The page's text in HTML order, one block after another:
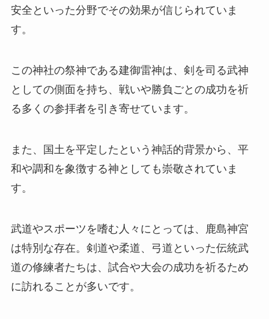
安全といった分野でその効果が信じられていま
す。
この神社の祭神である建御雷神は、剣を司る武神
としての側面を持ち、戦いや勝負ごとの成功を祈
る多くの参拝者を引き寄せています。
また、国土を平定したという神話的背景から、平
和や調和を象徴する神としても崇敬されていま
す。
武道やスポーツを嗜む人々にとっては、鹿島神宮
は特別な存在。剣道や柔道、弓道といった伝統武
道の修練者たちは、試合や大会の成功を祈るため
に訪れることが多いです。